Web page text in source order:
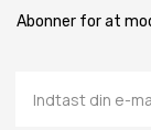
Abonner for at